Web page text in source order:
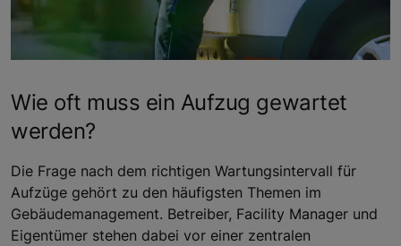
Wie oft muss ein Aufzug gewartet
werden?
Die Frage nach dem richtigen Wartungsintervall für
Aufzüge gehört zu den häufigsten Themen im
Gebäudemanagement. Betreiber, Facility Manager und
Eigentümer stehen dabei vor einer zentralen